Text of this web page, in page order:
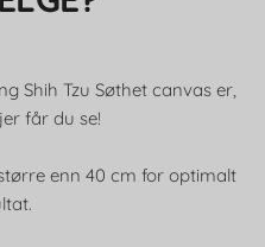
Shih Tzu Søthet canvas er,
får du se!
enn 40 cm for optimalt